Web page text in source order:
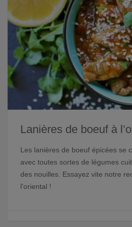
Lanières de boeuf à
Les lanières de boeuf épicées se
avec toutes sortes de légumes
des nouilles. Essayez vite notre
l’oriental !